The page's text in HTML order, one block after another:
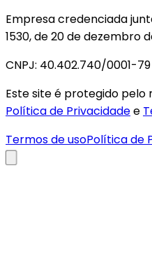
Empresa credenciada
1530, de 20 de dezembro
CNPJ: 40.402.740/0001-79
Este site é protegido pelo
Política de Privacidadee
Termos de usoPolítica de